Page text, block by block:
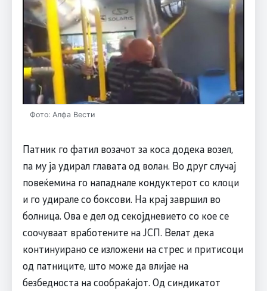
Фото: Алфа Вести
Патник го фатил возачот за коса додека возел,
па му ја удирал главата од волан. Во друг случај
повеќемина го нападнале кондуктерот со клоци
и го удирале со боксови. На крај завршил во
болница. Ова е дел од секојдневието со кое се
соочуваат вработените на ЈСП. Велат дека
континуирано се изложени на стрес и притисоци
од патниците, што може да влијае на
безбедноста на сообраќајот. Од синдикатот